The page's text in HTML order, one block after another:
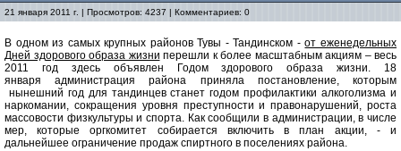
21 января 2011 г. | Просмотров: 4237 | Комментариев: 0
В одном из самых крупных районов Тувы - Тандинском -от еженедельных
Дней здорового образа жизни перешли к более масштабным акциям – весь
2011 год здесь объявлен Годом здорового образа жизни. 18
января администрация района приняла постановление, которым
нынешний год для тандинцев станет годом профилактики алкоголизма и
наркомании, сокращения уровня преступности и правонарушений, роста
массовости физкультуры и спорта. Как сообщили в администрации, в числе
мер, которые оргкомитет собирается включить в план акции, - и
дальнейшее ограничение продаж спиртного в поселениях района.